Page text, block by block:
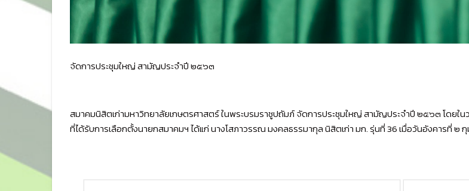
จัดการประชุมใหญ่ สามัญประจำปี ๒๕๖๓
สมาคมนิสิตเก่ามหาวิทยาลัยเกษตรศาสตร์ ในพระบรมราชูปถัมภ์ จัดการประชุมใหญ่ สามัญประจำปี ๒๕๖๓ โดยใ
ที่ได้รับการเลือกตั้งนายกสมาคมฯ ได้แก่ นางโสภาวรรณ มงคลธรรมากุล นิสิตเก่า มก. รุ่นที่ 36 เมื่อวันอังคารที่